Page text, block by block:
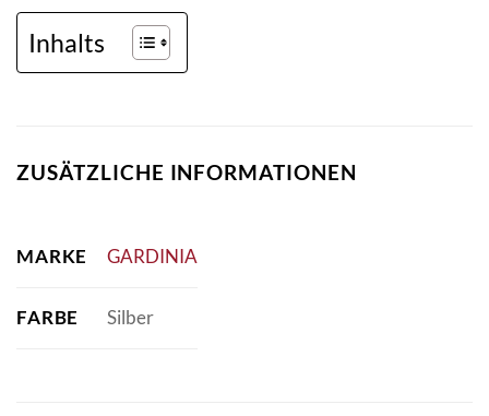
Inhalts
ZUSÄTZLICHE INFORMATIONEN
MARKE GARDINIA
FARBE Silber